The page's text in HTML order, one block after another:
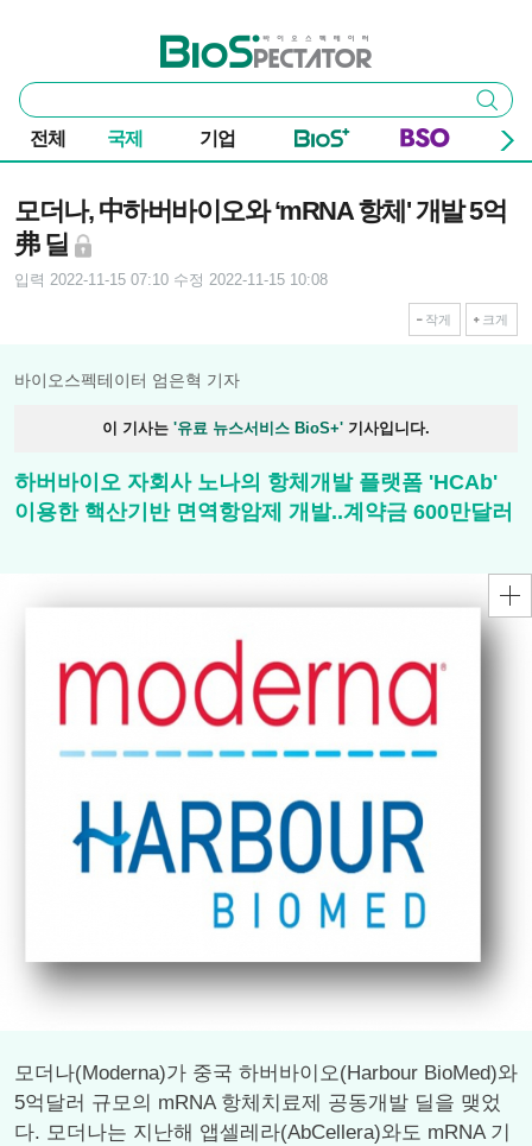
바이오스펙테이터
통
합
검
색
검색
전체 국제 기업
모더나, 中하버바이오와 ‘mRNA 항체' 개발 5억
弗 딜
입력 2022-11-15 07:10 수정 2022-11-15 10:08
작게 크게
바이오스펙테이터 엄은혁 기자
이 기사는 '유료 뉴스서비스 BioS+' 기사입니다.
하버바이오 자회사 노나의 항체개발 플랫폼 'HCAb'
이용한 핵산기반 면역항암제 개발..계약금 600만달러
모더나(Moderna)가 중국 하버바이오(Harbour BioMed)와
5억달러 규모의 mRNA 항체치료제 공동개발 딜을 맺었
다. 모더나는 지난해 앱셀레라(AbCellera)와도 mRNA 기